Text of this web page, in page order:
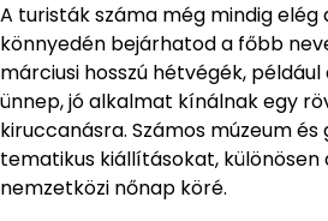
A turisták száma még mindig elég
könnyedén bejárhatod a főbb
márciusi hosszú hétvégék,
ünnep, jó alkalmat kínálnak egy
kiruccanásra. Számos múzeum és
tematikus kiállításokat, különösen
nemzetközi nőnap köré.